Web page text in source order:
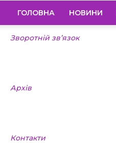
ГОЛОВНА НОВИНИ
Зворотній зв’язок
Архів
Контакти